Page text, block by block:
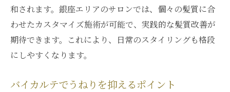
和されます。銀座エリアのサロンでは、個々の髪質に合
わせたカスタマイズ施術が可能で、実践的な髪質改善が
期待できます。これにより、日常のスタイリングも格段
にしやすくなります。
バイカルテでうねりを抑えるポイント